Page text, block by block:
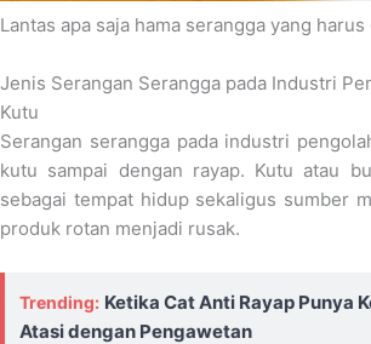
Lantas apa saja hama serangga yang
Jenis Serangan Serangga pada Industri
Kutu
Serangan serangga pada industri
kutu sampai dengan rayap. Kutu atau
sebagai tempat hidup sekaligus sumber
produk rotan menjadi rusak.
Trending: Ketika Cat Anti Rayap Punya
Atasi dengan Pengawetan